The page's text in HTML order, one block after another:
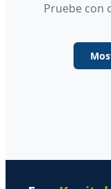
Pruebe con